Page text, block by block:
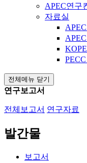
APEC연구
자료실
전체메뉴 닫기
연구보고서
전체보고서 연구자료
발간물
보고서